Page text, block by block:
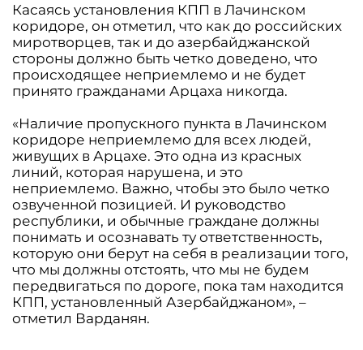
Касаясь установления КПП в Лачинском
коридоре, он отметил, что как до российских
миротворцев, так и до азербайджанской
стороны должно быть четко доведено, что
происходящее неприемлемо и не будет
принято гражданами Арцаха никогда.
«Наличие пропускного пункта в Лачинском
коридоре неприемлемо для всех людей,
живущих в Арцахе. Это одна из красных
линий, которая нарушена, и это
неприемлемо. Важно, чтобы это было четко
озвученной позицией. И руководство
республики, и обычные граждане должны
понимать и осознавать ту ответственность,
которую они берут на себя в реализации того,
что мы должны отстоять, что мы не будем
передвигаться по дороге, пока там находится
КПП, установленный Азербайджаном», –
отметил Варданян.